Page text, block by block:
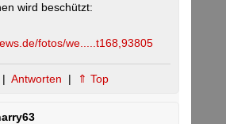
wird beschützt:
fotos/we.....t168,93805
| Antworten | ⇑ Top